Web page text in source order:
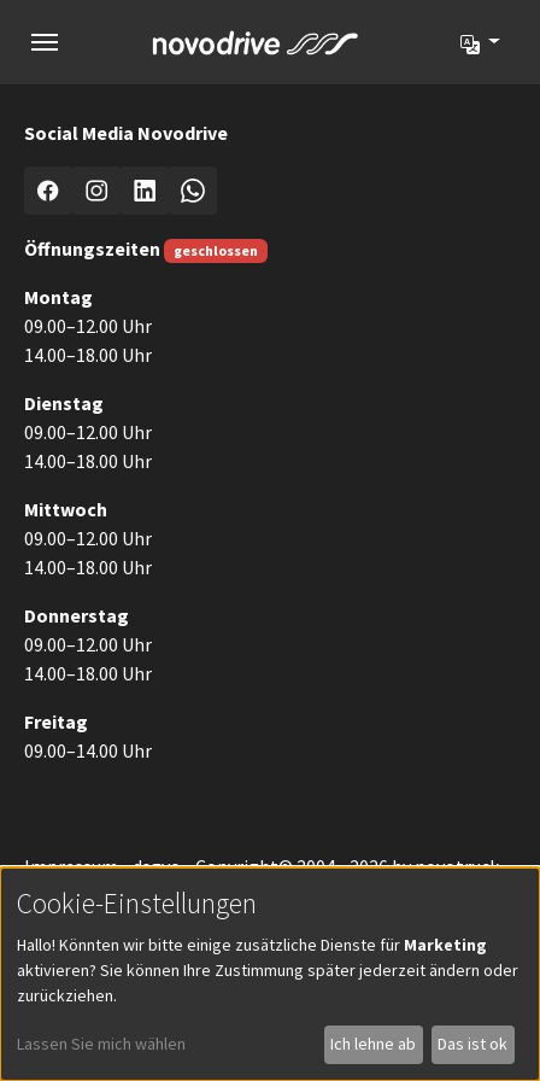
Social Media Novodrive
FacebookInstagram
LinkedInWhatsApp
Öffnungszeiten
geschlossen
Montag
09.00–12.00 Uhr
14.00–18.00 Uhr
Dienstag
09.00–12.00 Uhr
14.00–18.00 Uhr
Mittwoch
09.00–12.00 Uhr
14.00–18.00 Uhr
Donnerstag
09.00–12.00 Uhr
14.00–18.00 Uhr
Freitag
09.00–14.00 Uhr
Impressum-dsgvo- Copyright© 2004 - 2026 by novotruck
GmbH -Cookie-Einstellungen
Cookie-Einstellungen
Hallo! Könnten wir bitte einige zusätzliche Dienste für Marketing
aktivieren? Sie können Ihre Zustimmung später jederzeit ändern oder
zurückziehen.
Lassen Sie mich wählen Ich lehne ab Das ist ok